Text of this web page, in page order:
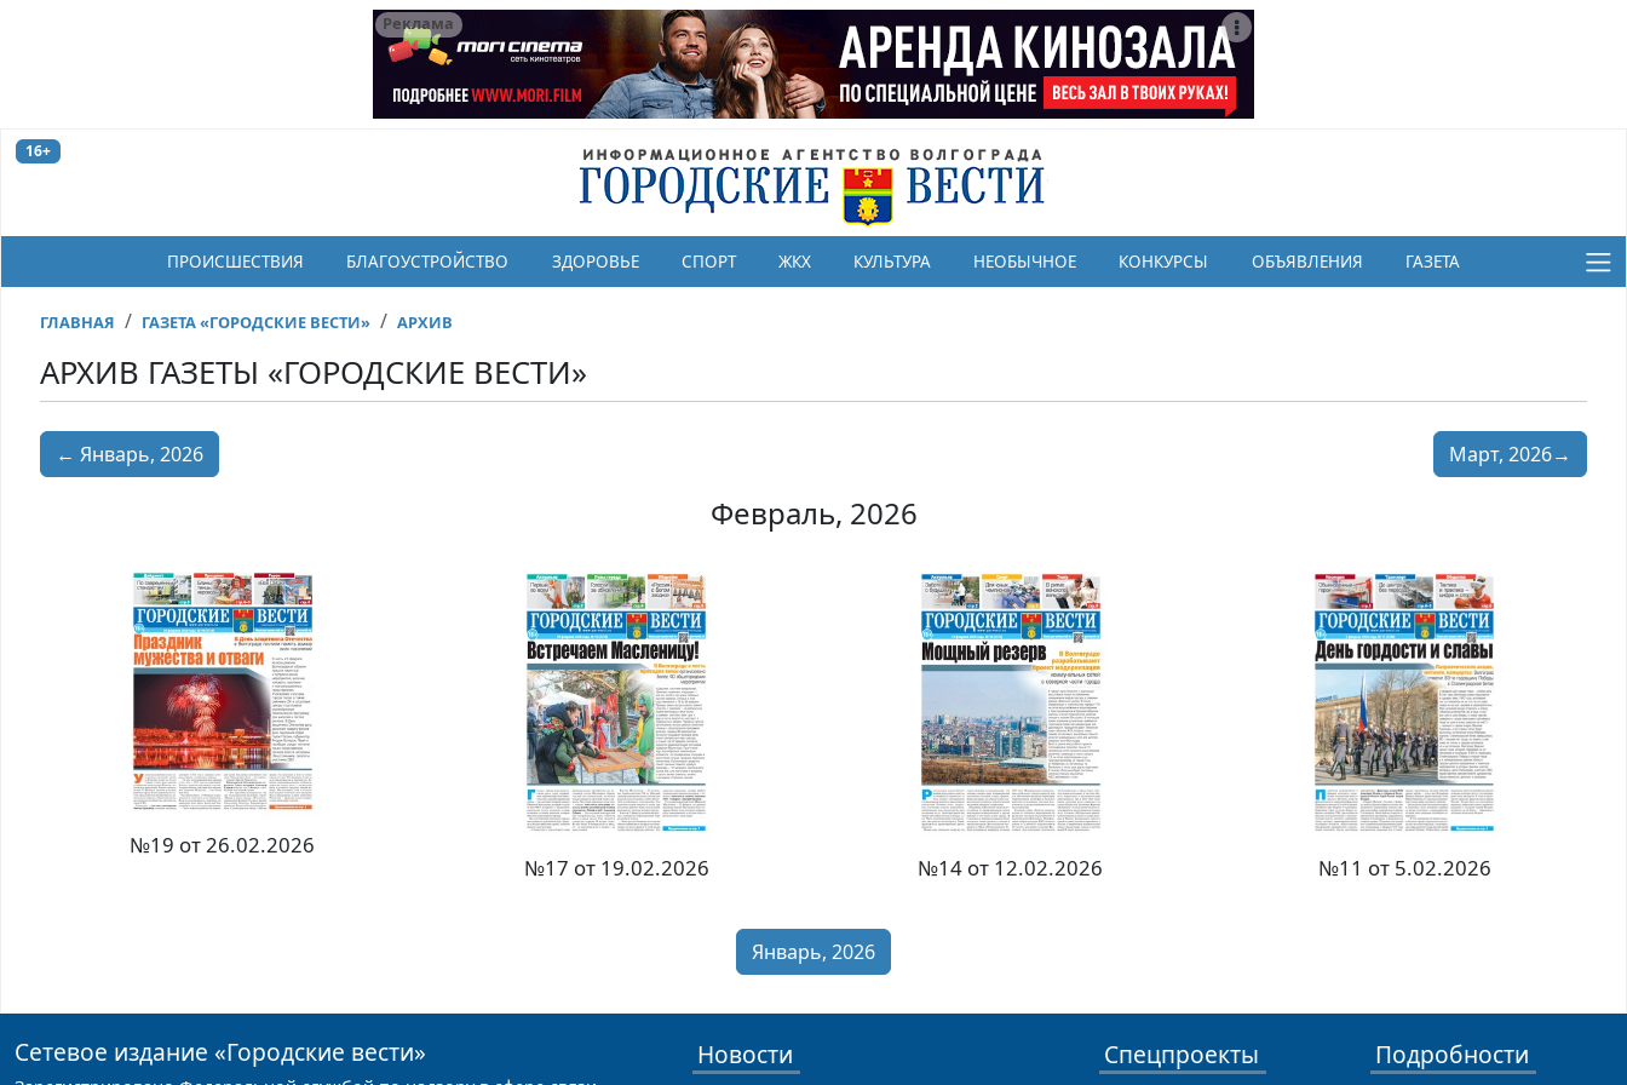
Реклама
16+
ПРОИСШЕСТВИЯ БЛАГОУСТРОЙСТВО ЗДОРОВЬЕ СПОРТ ЖКХ КУЛЬТУРА НЕОБЫЧНОЕ КОНКУРСЫ ОБЪЯВЛЕНИЯ ГАЗЕТА
ГЛАВНАЯ ГАЗЕТА «ГОРОДСКИЕ ВЕСТИ» АРХИВ
АРХИВ ГАЗЕТЫ «ГОРОДСКИЕ ВЕСТИ»
← Январь, 2026 Март, 2026→
Февраль, 2026
№19 от 26.02.2026
№17 от 19.02.2026
№14 от 12.02.2026 №11 от 5.02.2026
Январь, 2026
Сетевое издание «Городские вести» Новости Спецпроекты Подробности